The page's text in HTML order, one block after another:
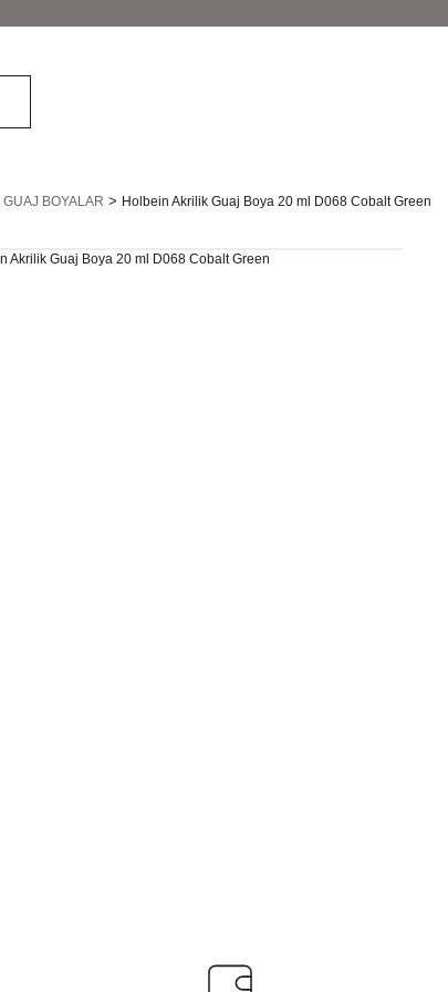
GUAJ BOYALAR Holbein Akrilik Guaj Boya 20 ml D068 Cobalt Green